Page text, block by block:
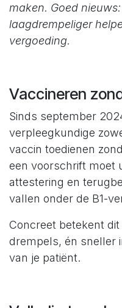
maken. Goed
laagdrempeliger
vergoeding.
Vaccineren
Sinds september
verpleegkundige
vaccin toedienen
een voorschrift moet
attestering en
vallen onder de B1-
Concreet betekent
drempels, én sneller
van je patiënt.